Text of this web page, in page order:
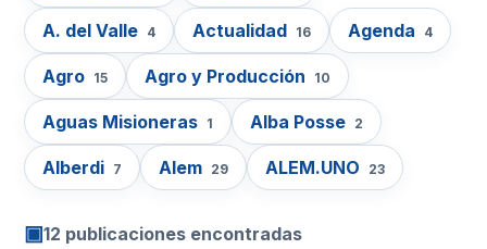
A. del Valle 4 Actualidad 16 Agenda 4
Agro 15 Agro y Producción 10
Aguas Misioneras 1 Alba Posse 2
Alberdi 7 Alem 29 ALEM.UNO 23
▣12 publicaciones encontradas